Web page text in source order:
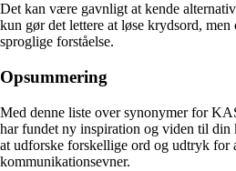
Det kan være gavnligt at kende
kun gør det lettere at løse krydsord,
sproglige forståelse.
Opsummering
Med denne liste over synonymer for
har fundet ny inspiration og viden til
at udforske forskellige ord og udtryk for
kommunikationsevner.